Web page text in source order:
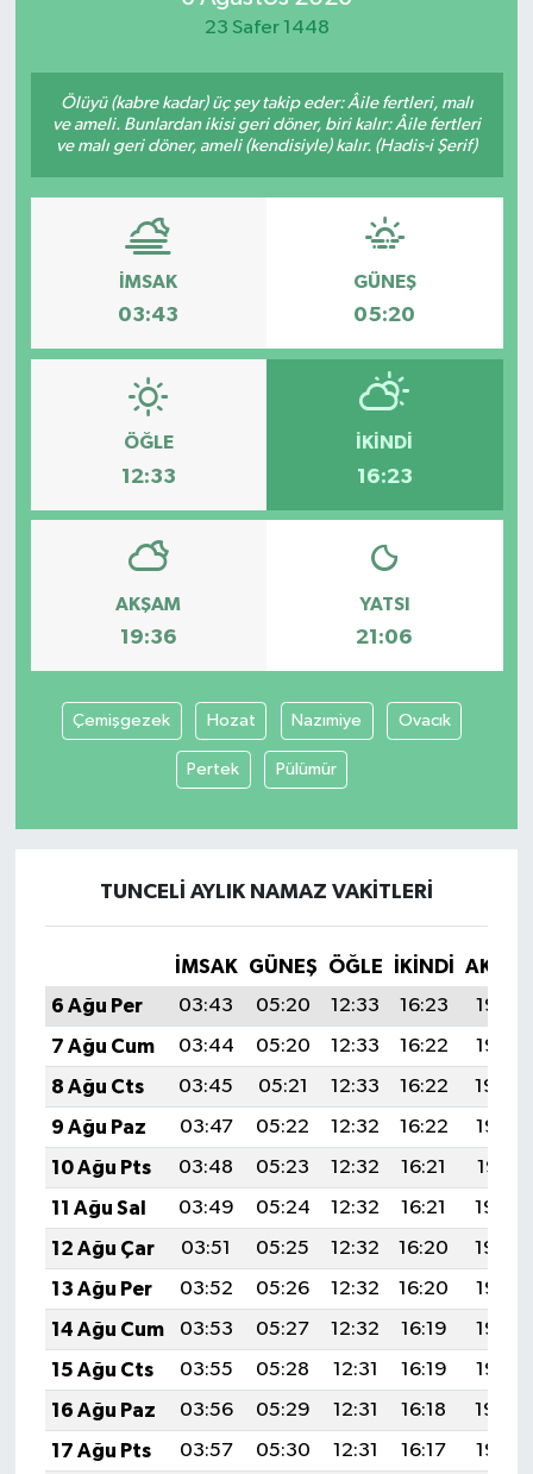
23 Safer 1448
Ölüyü (kabre kadar) üç şey takip eder: Âile fertleri, malı
ve ameli. Bunlardan ikisi geri döner, biri kalır: Âile fertleri
ve malı geri döner, ameli (kendisiyle) kalır. (Hadis-i Şerif)
İMSAK
03:43
GÜNEŞ
05:20
ÖĞLE
12:33
İKINDI
16:23
AKŞAM
19:36
YATSI
21:06
Çemişgezek Hozat Nazımiye Ovacık
Pertek Pülümür
TUNCELI AYLIK NAMAZ VAKITLERI
İMSAK GÜNEŞ ÖĞLE İKINDI
6 Ağu Per
03:43 05:20 12:33 16:23
19:36
7 Ağu Cum
03:44 05:20 12:33 16:22
19:35
8 Ağu Cts
03:45 05:21 12:33 16:22
19:34
9 Ağu Paz
03:47 05:22 12:32 16:22
19:33
10 Ağu Pts
03:48 05:23 12:32 16:21
19:31
11 Ağu Sal
03:49 05:24 12:32 16:21
19:30
12 Ağu Çar
03:51 05:25 12:32 16:20
19:29
13 Ağu Per
03:52 05:26 12:32 16:20
19:28
14 Ağu Cum
03:53 05:27 12:32 16:19
19:26
15 Ağu Cts
03:55 05:28 12:31 16:19
19:25
16 Ağu Paz
03:56 05:29 12:31 16:18
19:24
17 Ağu Pts
03:57 05:30 12:31 16:17
19:22